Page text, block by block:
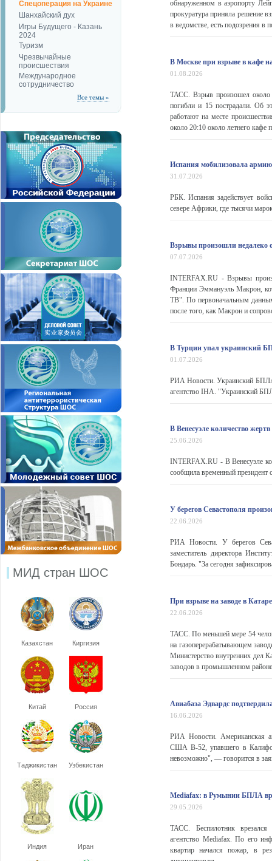
Спецоперация на Украине
Шанхайский дух
Игры Будущего - Казань
2024
Туризм
Чрезвычайные
происшествия
Международное
сотрудничество
Все темы »
МИД стран ШОС
Казахстан Киргизия
Китай Россия
Таджикистан Узбекистан
Индия Иран
обнаруженном в аэропорту
прокуратура приняла решение
в ведомстве, есть подозрения
В Москве при взрыве в кафе
01.08.2026
ТАСС. Взрыв произошел около
погибли и 15 пострадали.
работают на месте
около 20:10 около летнего кафе
Испания мобилизовала
31.07.2026
РБК. Испания задействует
севере Африки, где тысячи
Взрывы произошли недалеко
07.07.2026
INTERFAX.RU - Взрывы
Франции Эммануэль Макрон,
ТВ". По первоначальным
после того, как Макрон и
В Турции упал украинский
01.07.2026
РИА Новости. Украинский БПЛА
агентство IHA. "Украинский
В Венесуэле количество
25.06.2026
INTERFAX.RU - В Венесуэле
сообщила временный президент
У берегов Севастополя
22.06.2026
РИА Новости. У берегов
заместитель директора
Бондарь. "За сегодня
При взрыве на заводе в
22.06.2026
ТАСС. По меньшей мере 54
на газоперерабатывающем
Министерство внутренних дел
заводов в промышленном
Авиабаза Эдвардс
16.06.2026
РИА Новости. Американская
США B-52, упавшего в
невозможно", — говорится в
Mediafax: в Румынии БПЛА
29.05.2026
ТАСС. Беспилотник
агентство Mediafax. По его
квартир начался пожар, в